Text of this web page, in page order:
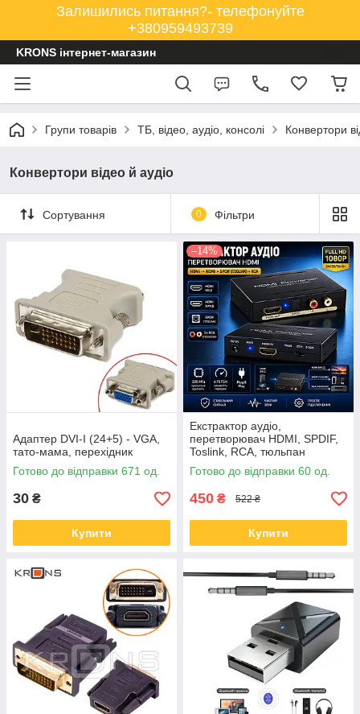
Залишились питання?- телефонуйте
+380959493739
KRONS інтернет-магазин
Групи товарів ТБ, відео, аудіо, консолі Конвертори
Конвертори відео й аудіо
Сортування 0 Фільтри
Адаптер DVI-I (24+5) - VGA,
тато-мама, перехідник
Готово до відправки 671 од.
30 ₴
Купити
–14%
Екстрактор аудіо,
перетворювач HDMI, SPDIF,
Toslink, RCA, тюльпан
Готово до відправки 60 од.
450 ₴ 522 ₴
Купити